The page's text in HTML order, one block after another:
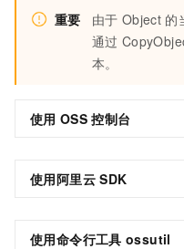
重要 由于 Object 的
通过
本。
使用 OSS 控制台
使用阿里云 SDK
使用命令行工具 ossutil